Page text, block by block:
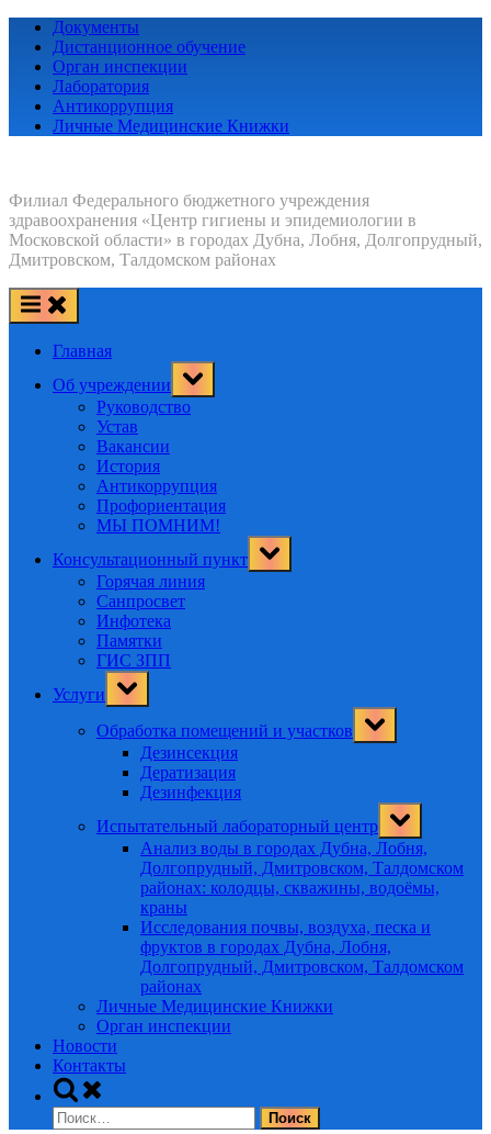
Skip
content
Документы
Дистанционное обучение
Орган инспекции
Лаборатория
Антикоррупция
Личные Медицинские Книжки
Филиал Федерального бюджетного учреждения
здравоохранения «Центр гигиены и эпидемиологии в
Московской области» в городах Дубна, Лобня, Долгопрудный,
Дмитровском, Талдомском районах
Главная
Об учреждении
Toggle
sub-
menu
Руководство
Устав
Вакансии
История
Антикоррупция
Профориентация
МЫ ПОМНИМ!
Консультационный пункт
Toggle
sub-
Горячая линия
Санпросвет
Инфотека
Памятки
ГИС ЗПП
Услуги
Toggle
sub-
Обработка помещений и участков
Toggle
sub-
Дезинсекция
Дератизация
Дезинфекция
Испытательный лабораторный центр
Toggle
sub-
menu
Анализ воды в городах Дубна, Лобня,
Долгопрудный, Дмитровском, Талдомском
районах: колодцы, скважины, водоёмы,
краны
Исследования почвы, воздуха, песка и
фруктов в городах Дубна, Лобня,
Долгопрудный, Дмитровском, Талдомском
районах
Личные Медицинские Книжки
Орган инспекции
Новости
Контакты
Toggle
search
form
Найти: